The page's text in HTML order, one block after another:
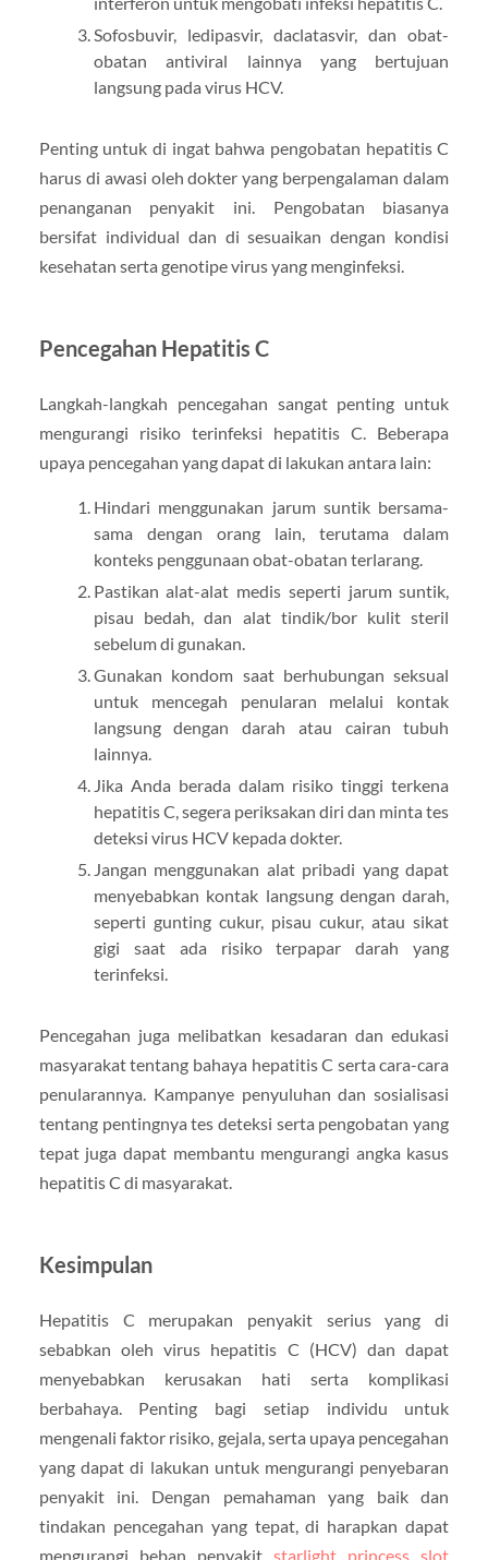
Sofosbuvir, ledipasvir, daclatasvir, dan obat-
obatan antiviral lainnya yang bertujuan
langsung pada virus HCV.
Penting untuk di ingat bahwa pengobatan hepatitis C
harus di awasi oleh dokter yang berpengalaman dalam
penanganan penyakit ini. Pengobatan biasanya
bersifat individual dan di sesuaikan dengan kondisi
kesehatan serta genotipe virus yang menginfeksi.
Pencegahan Hepatitis C
Langkah-langkah pencegahan sangat penting untuk
mengurangi risiko terinfeksi hepatitis C. Beberapa
upaya pencegahan yang dapat di lakukan antara lain:
Hindari menggunakan jarum suntik bersama-
sama dengan orang lain, terutama dalam
konteks penggunaan obat-obatan terlarang.
Pastikan alat-alat medis seperti jarum suntik,
pisau bedah, dan alat tindik/bor kulit steril
sebelum di gunakan.
Gunakan kondom saat berhubungan seksual
untuk mencegah penularan melalui kontak
langsung dengan darah atau cairan tubuh
lainnya.
Jika Anda berada dalam risiko tinggi terkena
hepatitis C, segera periksakan diri dan minta tes
deteksi virus HCV kepada dokter.
Jangan menggunakan alat pribadi yang dapat
menyebabkan kontak langsung dengan darah,
seperti gunting cukur, pisau cukur, atau sikat
gigi saat ada risiko terpapar darah yang
terinfeksi.
Pencegahan juga melibatkan kesadaran dan edukasi
masyarakat tentang bahaya hepatitis C serta cara-cara
penularannya. Kampanye penyuluhan dan sosialisasi
tentang pentingnya tes deteksi serta pengobatan yang
tepat juga dapat membantu mengurangi angka kasus
hepatitis C di masyarakat.
Kesimpulan
Hepatitis C merupakan penyakit serius yang di
sebabkan oleh virus hepatitis C (HCV) dan dapat
menyebabkan kerusakan hati serta komplikasi
berbahaya. Penting bagi setiap individu untuk
mengenali faktor risiko, gejala, serta upaya pencegahan
yang dapat di lakukan untuk mengurangi penyebaran
penyakit ini. Dengan pemahaman yang baik dan
tindakan pencegahan yang tepat, di harapkan dapat
mengurangi beban penyakitstarlight princess slot